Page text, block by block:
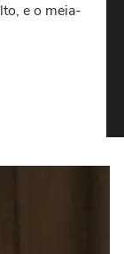
e o meia-